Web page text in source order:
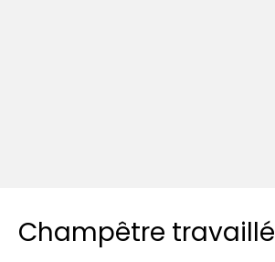
Champêtre travaillé